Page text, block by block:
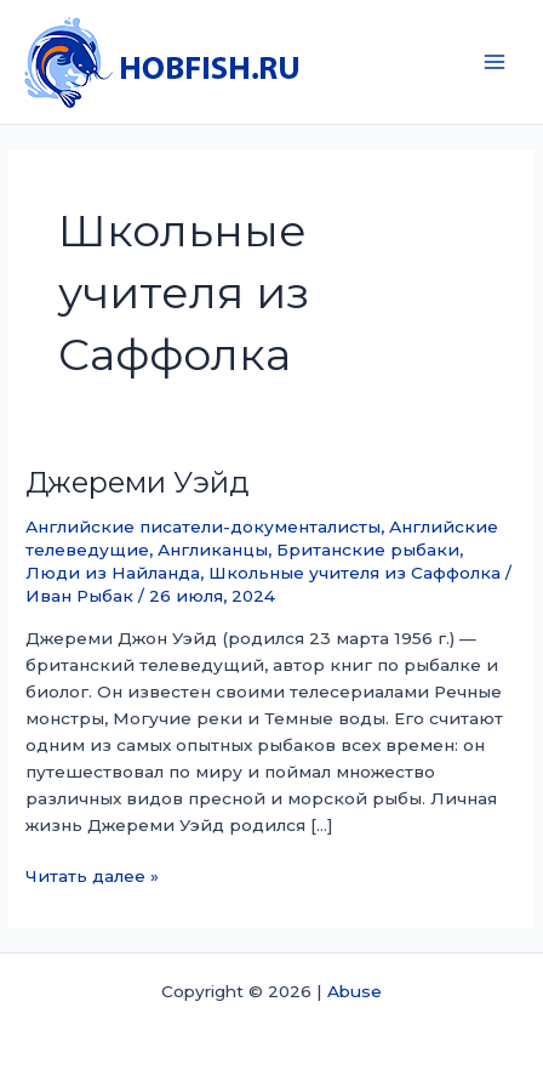
содержимому
Школьные
учителя из
Саффолка
Джереми Уэйд
Английские писатели-документалисты,Английские
телеведущие,Англиканцы, Британские рыбаки,
Люди из Найланда, Школьные учителя из Саффолка /
Иван Рыбак/ 26 июля, 2024
Джереми Джон Уэйд (родился 23 марта 1956 г.) —
британский телеведущий, автор книг по рыбалке и
биолог. Он известен своими телесериалами Речные
монстры, Могучие реки и Темные воды. Его считают
одним из самых опытных рыбаков всех времен: он
путешествовал по миру и поймал множество
различных видов пресной и морской рыбы. Личная
жизнь Джереми Уэйд родился […]
Джереми
Читать далее »
Copyright © 2026 | Abuse